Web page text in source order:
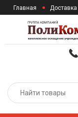
Главная Доставка